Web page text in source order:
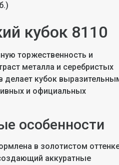
кубок 8110
торжественность и
металла и серебристых
делает кубок
и официальных
особенности
в золотистом
аккуратные